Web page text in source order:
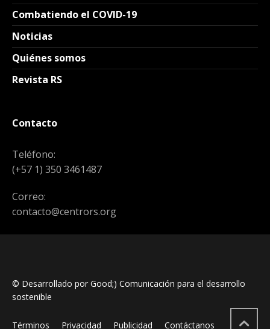
Combatiendo el COVID-19
Noticias
Quiénes somos
Revista RS
Contacto
Teléfono:
(+57 1) 350 3461487
Correo:
contacto@centrors.org
© Desarrollado por Good;) Comunicación para el desarrollo
sostenible
Términos Privacidad Publicidad Contáctanos